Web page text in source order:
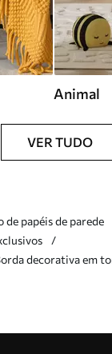
Animal
VER TUDO
de papéis de parede
decorativa em